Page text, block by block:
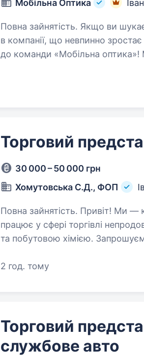
Мобільна Оптика
Повна зайнятість. Якщо ви шукаєте стабільну та перспективну роботу
в компанії, що невпинно
до команди «Мобільна оптика»!
Торговий
30 000 – 50 000 грн
Хомутовська С.Д., ФОП
Повна зайнятість. Привіт! Ми — команда Хомутовська С.Д., ФОП, яка
працює у сфері торгівлі
та побутовою хімією.
2 год. тому
Торговий
службове авто